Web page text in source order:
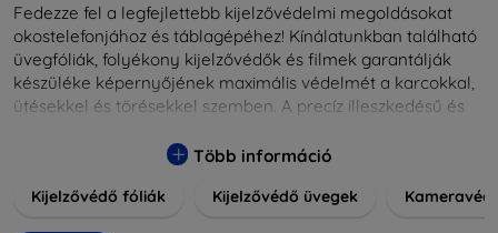
Fedezze fel a legfejlettebb kijelzővédelmi megoldásokat
okostelefonjához és táblagépéhez! Kínálatunkban található
üvegfóliák, folyékony kijelzővédők és filmek garantálják
készüléke képernyőjének maximális védelmét a karcokkal,
ütésekkel és törésekkel szemben. A precíz illeszkedésű és
hanem kristálytiszta képet is biztosítanak, megőrzi a
és stílusú kijelzővédőink közül, hogy a mindennapok során is
Több információ
Kijelzővédő fóliák Kijelzővédő üvegek